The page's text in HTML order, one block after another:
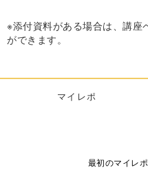
※添付資料がある場合は、講座
ができます。
マイレポ
最初のマイレ